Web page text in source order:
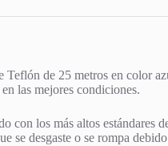
Teflón de 25 metros en color
las mejores condiciones.
con los más altos
se desgaste o se rompa